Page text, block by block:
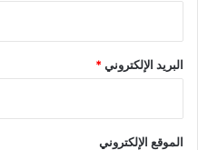
البريد الإلكتروني*
الموقع الإلكتروني